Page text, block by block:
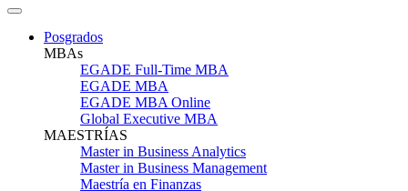
Posgrados
MBAs
EGADE Full-Time MBA
EGADE MBA
EGADE MBA Online
Global Executive MBA
MAESTRÍAS
Master in Business Analytics
Master in Business Management
Maestría en Finanzas